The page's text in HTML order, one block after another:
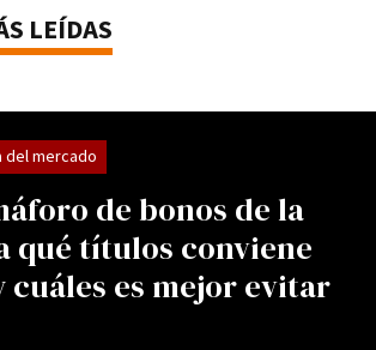
LEÍDAS
de bonos de la
qué títulos conviene
cuáles es mejor evitar
del mercado